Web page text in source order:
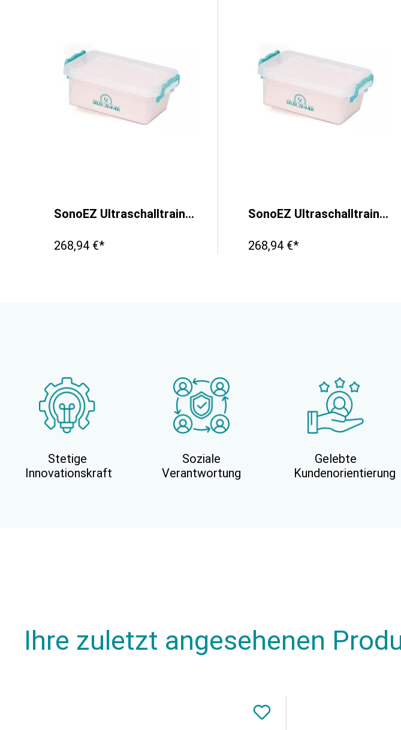
SonoEZ Ultraschalltrainer "ECHO"
268,94 €*
SonoEZ Ultraschalltrainer "tiefe Venenthrombose"
268,94 €*
Stetige
Innovationskraft
Soziale
Verantwortung
Gelebte
Kundenorientierung
Ihre zuletzt angesehenen